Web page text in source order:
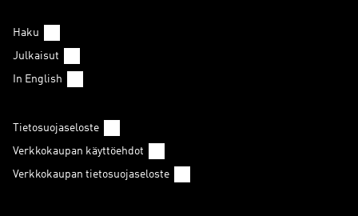
Haku
Julkaisut
In English
Tietosuojaseloste
Verkkokaupan käyttöehdot
Verkkokaupan tietosuojaseloste